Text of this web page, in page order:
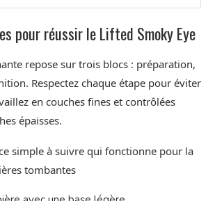
pour réussir le Lifted Smoky Eye
repose sur trois blocs : préparation,
Respectez chaque étape pour éviter
en couches fines et contrôlées
épaisses.
simple à suivre qui fonctionne pour la
tombantes